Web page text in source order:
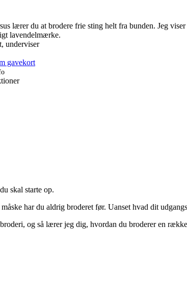
lærer du at brodere frie sting helt fra bunden. Jeg
lavendelmærke.
underviser
gavekort
skal starte op.
har du aldrig broderet før. Uanset hvad dit
og så lærer jeg dig, hvordan du broderer en